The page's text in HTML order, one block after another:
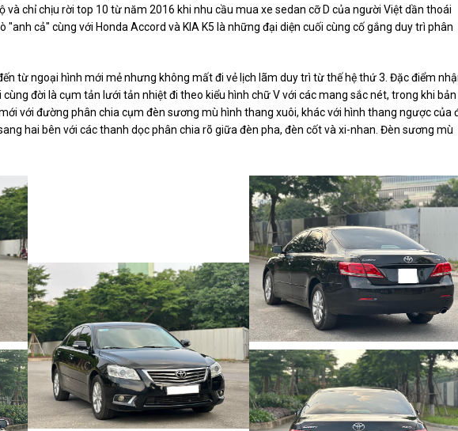
chỉ chịu rời top 10 từ năm 2016 khi nhu cầu mua xe sedan cỡ D của người Việt dần thoái
"anh cả" cùng với Honda Accord và KIA K5 là những đại diện cuối cùng cố gắng duy trì phân
từ ngoại hình mới mẻ nhưng không mất đi vẻ lịch lãm duy trì từ thế hệ thứ 3. Đặc điểm
đời là cụm tản lưới tản nhiệt đi theo kiểu hình chữ V với các mang sắc nét, trong khi bản
với đường phân chia cụm đèn sương mù hình thang xuôi, khác với hình thang ngược của
hai bên với các thanh dọc phân chia rõ giữa đèn pha, đèn cốt và xi-nhan. Đèn sương mù